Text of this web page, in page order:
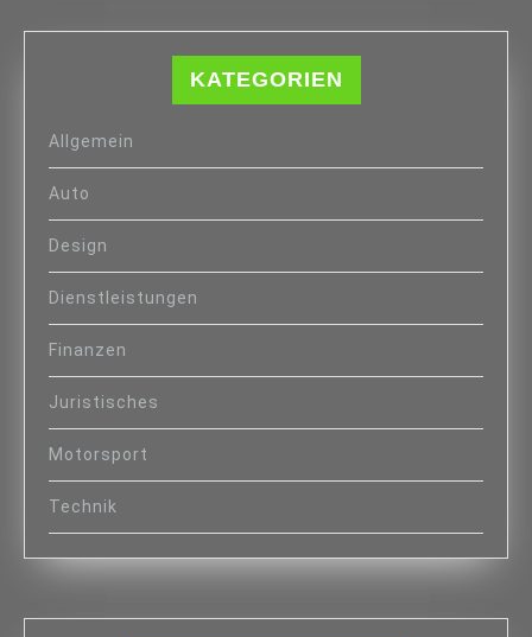
KATEGORIEN
Allgemein
Auto
Design
Dienstleistungen
Finanzen
Juristisches
Motorsport
Technik